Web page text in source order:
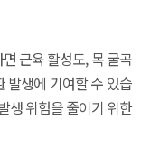
근육 활성도, 목 굴곡
발생에 기여할 수 있습
생 위험을 줄이기 위한